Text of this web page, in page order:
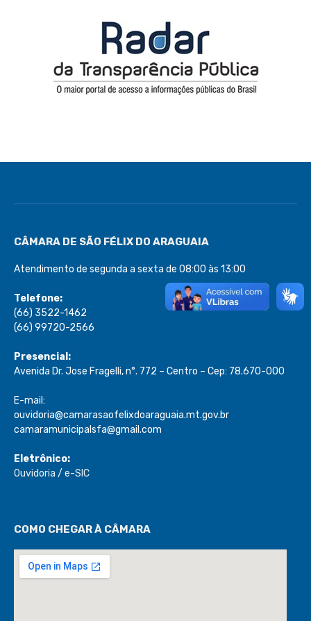
CÂMARA DE SÃO FÉLIX DO ARAGUAIA
Atendimento de segunda a sexta de 08:00 às 13:00
Telefone:
(66) 3522-1462
(66) 99720-2566
Presencial:
Avenida Dr. Jose Fragelli, n°. 772 – Centro – Cep: 78.670-000
E-mail:
ouvidoria@camarasaofelixdoaraguaia.mt.gov.br
camaramunicipalsfa@gmail.com
Eletrônico:
Ouvidoria / e-SIC
COMO CHEGAR À CÂMARA